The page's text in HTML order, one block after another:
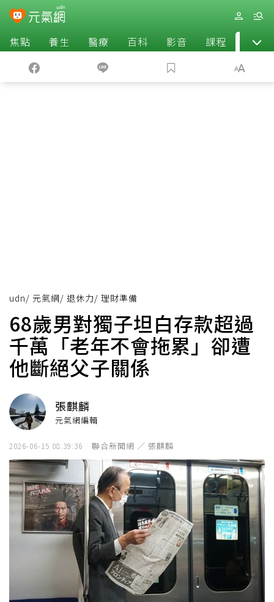
焦點 養生 醫療 百科 影音 課程 退休
udn/ 元氣網/ 退休力/ 理財準備
68歲男對獨子坦白存款超過
千萬「老年不會拖累」卻遭
他斷絕父子關係
張麒麟
元氣網編輯
2026-06-15 08:39:36 聯合新聞網 ／ 張麒麟